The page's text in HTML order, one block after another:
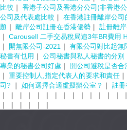
比較 ｜ 香港子公司及香港分公司(非香港
公司及代表處比較 ｜ 在香港註冊離岸公司
題 ｜ 離岸公司註冊在香港優勢 ｜ 註冊離
｜ Carousell 二手交易稅局追3年BR費用
｜ 開無限公司-2021 ｜ 有限公司對比起無
秘書有乜用 ｜ 公司秘書與私人秘書的分別
專業的秘書公司好處 ｜ 開公司避稅是否合
｜ 重要控制人,指定代表人的要求和責任 ｜
司?
｜ 如何選擇合適虛擬辦公室？ ｜ 註冊
｜
｜ ｜ ｜ ｜ ｜ ｜ ｜ ｜ ｜ ｜ ｜ ｜ ｜ ｜
｜
｜ ｜ ｜ ｜ ｜